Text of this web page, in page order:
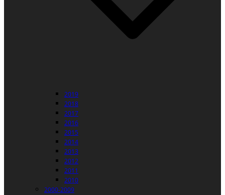
2019
2018
2017
2016
2015
2014
2013
2012
2011
2010
2000-2009